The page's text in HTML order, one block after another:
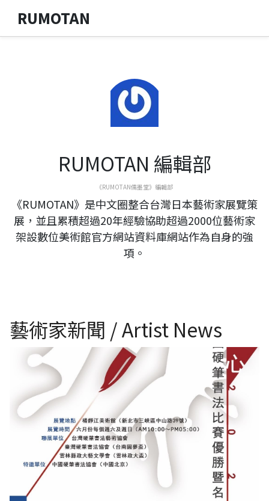
RUMOTAN
RUMOTAN 編輯部
《RUMOTAN儒墨堂》編輯部
《RUMOTAN》是中文圈整合台灣日本藝術家展覽策
展，並且累積超過20年經驗協助超過2000位藝術家
架設數位美術館官方網站資料庫網站作為自身的強
項。
藝術家新聞 / Artist News